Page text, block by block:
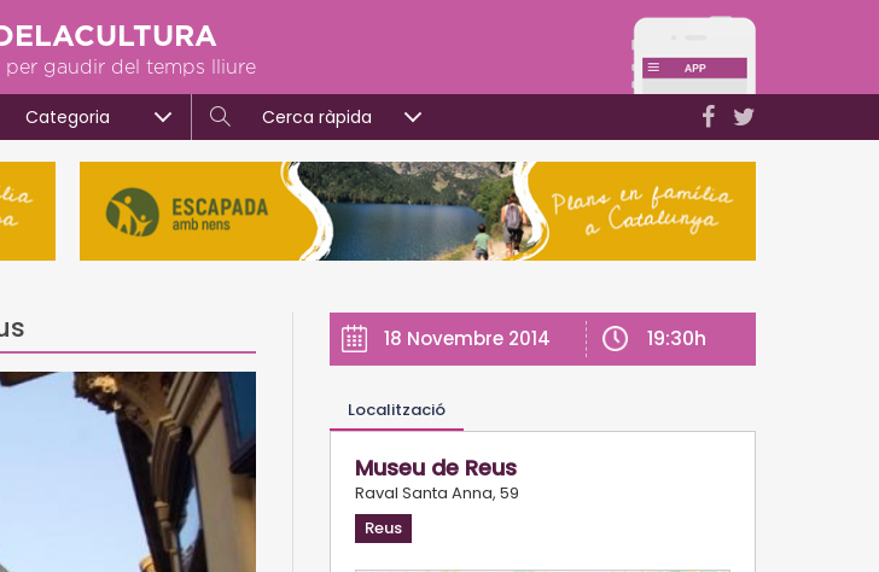
per gaudir del temps lliure
Categoria Cerca ràpida
18 Novembre 2014 19:30h
Localització
Museu de Reus
Raval Santa Anna, 59
Reus